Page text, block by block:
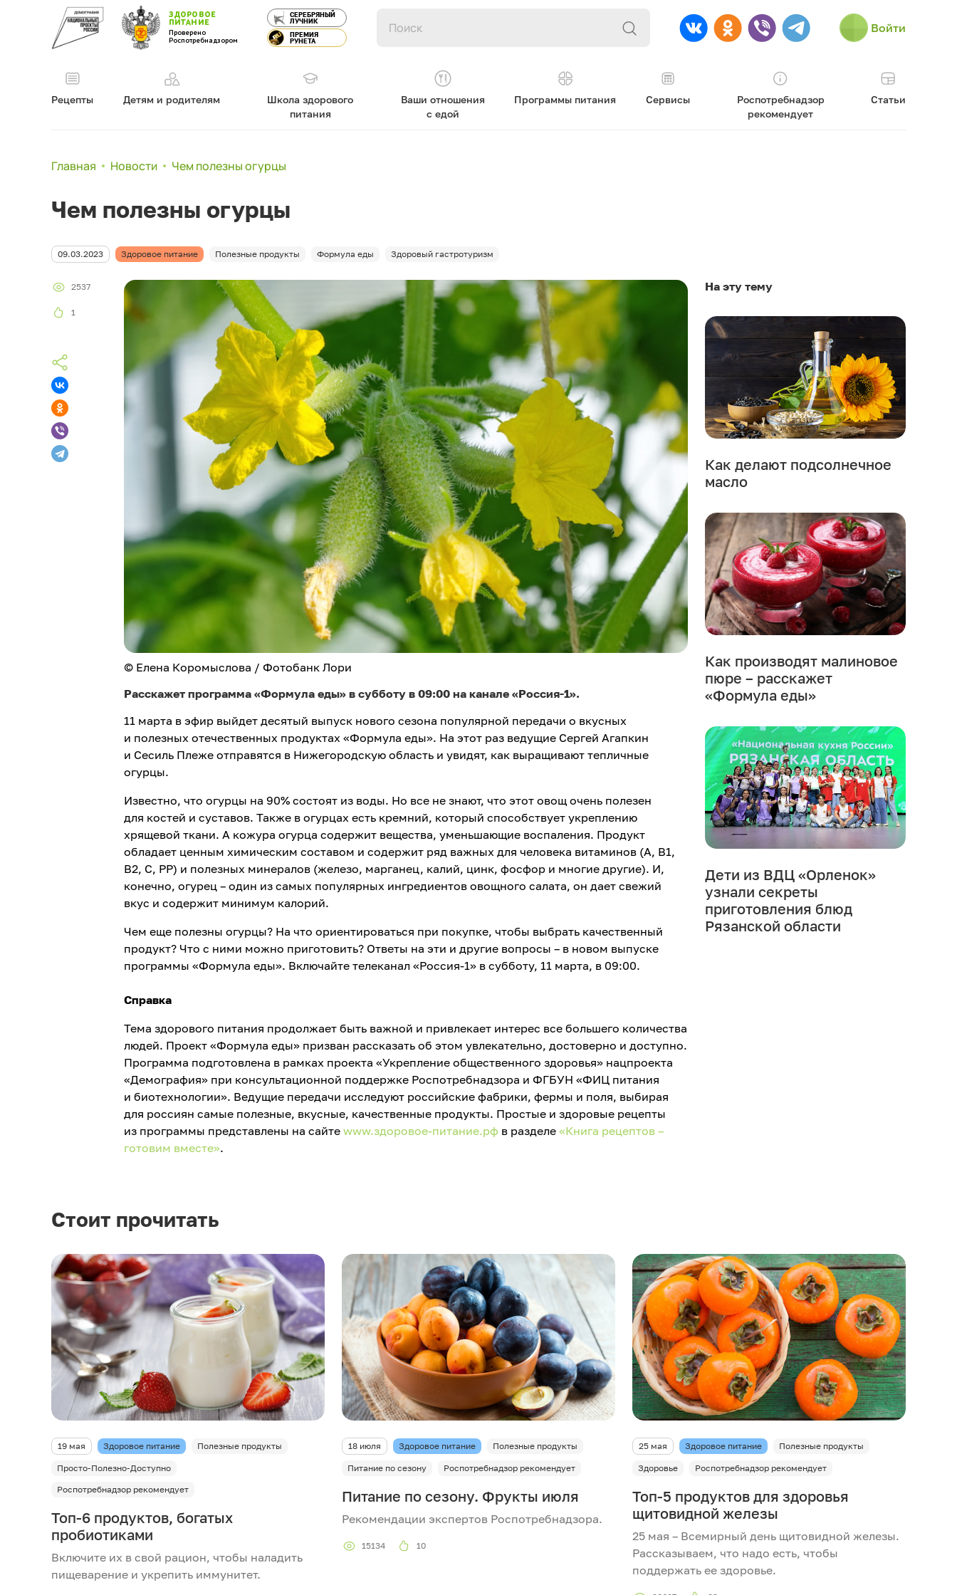
ЗДОРОВОЕ
ПИТАНИЕ
Проверено
Роспотребнадзором
СЕРЕБРЯНЫЙ
ЛУЧНИК
ПРЕМИЯ
РУНЕТА
Войти
Рецепты Детям и родителям
Школа здорового
питания
Ваши отношения
с едой
Программы питания Сервисы
Роспотребнадзор
рекомендует
Статьи
Главная Новости Чем полезны огурцы
Чем полезны огурцы
09.03.2023 Здоровое питание Полезные продукты Формула еды Здоровый гастротуризм
2537
1
© Елена Коромыслова / Фотобанк Лори
Расскажет программа «Формула еды» в субботу в 09:00 на канале «Россия-1».
11 марта в эфир выйдет десятый выпуск нового сезона популярной передачи о вкусных
и полезных отечественных продуктах «Формула еды». На этот раз ведущие Сергей Агапкин
и Сесиль Плеже отправятся в Нижегородскую область и увидят, как выращивают тепличные
огурцы.
Известно, что огурцы на 90% состоят из воды. Но все не знают, что этот овощ очень полезен
для костей и суставов. Также в огурцах есть кремний, который способствует укреплению
хрящевой ткани. А кожура огурца содержит вещества, уменьшающие воспаления. Продукт
обладает ценным химическим составом и содержит ряд важных для человека витаминов (А, В1,
В2, С, РР) и полезных минералов (железо, марганец, калий, цинк, фосфор и многие другие). И,
конечно, огурец – один из самых популярных ингредиентов овощного салата, он дает свежий
вкус и содержит минимум калорий.
Чем еще полезны огурцы? На что ориентироваться при покупке, чтобы выбрать качественный
продукт? Что с ними можно приготовить? Ответы на эти и другие вопросы – в новом выпуске
программы «Формула еды». Включайте телеканал «Россия-1» в субботу, 11 марта, в 09:00.
Справка
Тема здорового питания продолжает быть важной и привлекает интерес все большего количества
людей. Проект «Формула еды» призван рассказать об этом увлекательно, достоверно и доступно.
Программа подготовлена в рамках проекта «Укрепление общественного здоровья» нацпроекта
«Демография» при консультационной поддержке Роспотребнадзора и ФГБУН «ФИЦ питания
и биотехнологии». Ведущие передачи исследуют российские фабрики, фермы и поля, выбирая
для россиян самые полезные, вкусные, качественные продукты. Простые и здоровые рецепты
из программы представлены на сайтеwww.здоровое-питание.рф в разделе «Книга рецептов –
готовим вместе».
На эту тему
Как делают подсолнечное
масло
Как производят малиновое
пюре – расскажет
«Формула еды»
Дети из ВДЦ «Орленок»
узнали секреты
приготовления блюд
Рязанской области
Стоит прочитать
19 мая Здоровое питание Полезные продукты
Просто-Полезно-Доступно
Роспотребнадзор рекомендует
Топ-6 продуктов, богатых
пробиотиками
Включите их в свой рацион, чтобы наладить
пищеварение и укрепить иммунитет.
18 июля Здоровое питание Полезные продукты
Питание по сезону Роспотребнадзор рекомендует
Питание по сезону. Фрукты июля
Рекомендации экспертов Роспотребнадзора.
15134 10
25 мая Здоровое питание Полезные продукты
Здоровье Роспотребнадзор рекомендует
Топ-5 продуктов для здоровья
щитовидной железы
25 мая – Всемирный день щитовидной железы.
Рассказываем, что надо есть, чтобы
поддержать ее здоровье.